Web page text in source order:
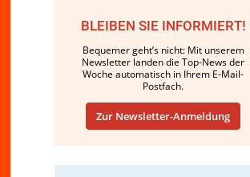
BLEIBEN SIE INFORMIERT!
Bequemer geht’s nicht: Mit unserem
Newsletter landen die Top-News der
Woche automatisch in Ihrem E-Mail-
Postfach.
Zur Newsletter-Anmeldung